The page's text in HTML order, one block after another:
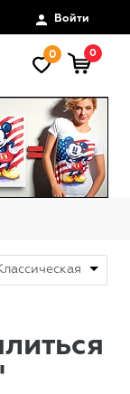
Войти
0 0